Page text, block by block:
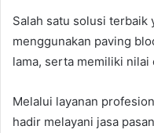
Salah satu solusi terbaik
menggunakan paving
lama, serta memiliki
Melalui layanan
hadir melayani jasa